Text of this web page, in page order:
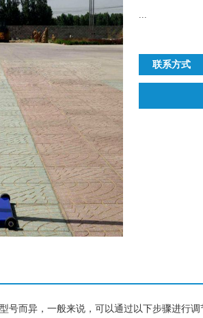
...
联系方式
号而异，一般来说，可以通过以下步骤进行调